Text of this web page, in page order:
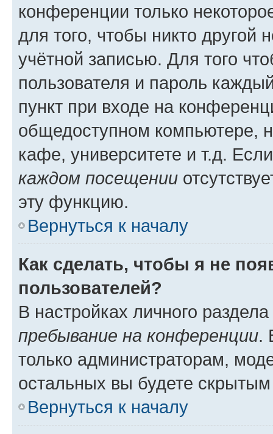
конференции только
для того, чтобы никто другой
учётной записью. Для того
пользователя и пароль
пункт при входе на
общедоступном компьютере,
кафе, университете и т.д.
каждом посещении
эту функцию.
Вернуться к началу
Как сделать, чтобы я не
пользователей?
В настройках личного
пребывание на конференции.
только администраторам,
остальных вы будете
Вернуться к началу